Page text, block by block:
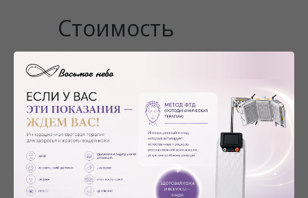
Стоимость
Лазерное удаление пигментации
Цена,
руб.
Лазерное удаление пигментации кисти рук 10000